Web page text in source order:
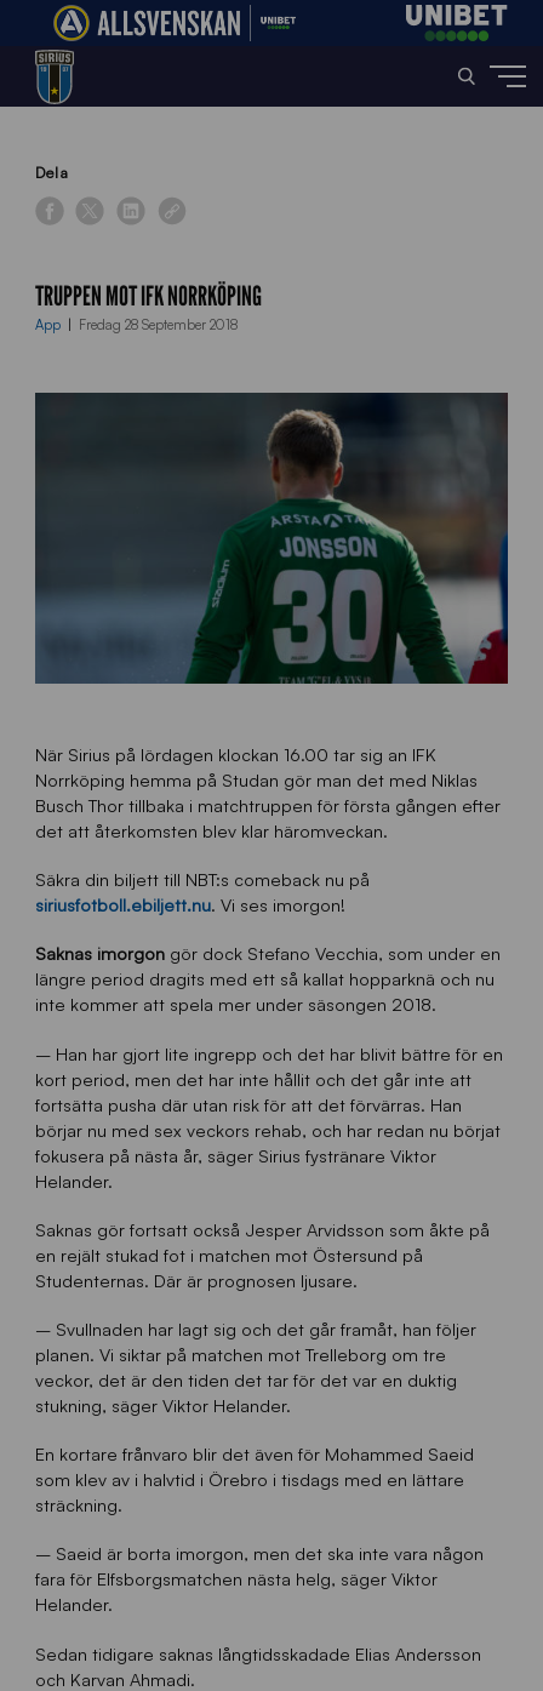
Home»
Dela
TRUPPEN MOT IFK NORRKÖPING
App Fredag 28 September 2018
När Sirius på lördagen klockan 16.00 tar sig an IFK
Norrköping hemma på Studan gör man det med Niklas
Busch Thor tillbaka i matchtruppen för första gången efter
det att återkomsten blev klar häromveckan.
Säkra din biljett till NBT:s comeback nu på
siriusfotboll.ebiljett.nu. Vi ses imorgon!
Saknas imorgongör dock Stefano Vecchia, som under en
längre period dragits med ett så kallat hopparknä och nu
inte kommer att spela mer under säsongen 2018.
– Han har gjort lite ingrepp och det har blivit bättre för en
kort period, men det har inte hållit och det går inte att
fortsätta pusha där utan risk för att det förvärras. Han
börjar nu med sex veckors rehab, och har redan nu börjat
fokusera på nästa år, säger Sirius fystränare Viktor
Helander.
Saknas gör fortsatt också Jesper Arvidsson som åkte på
en rejält stukad fot i matchen mot Östersund på
Studenternas. Där är prognosen ljusare.
– Svullnaden har lagt sig och det går framåt, han följer
planen. Vi siktar på matchen mot Trelleborg om tre
veckor, det är den tiden det tar för det var en duktig
stukning, säger Viktor Helander.
En kortare frånvaro blir det även för Mohammed Saeid
som klev av i halvtid i Örebro i tisdags med en lättare
sträckning.
– Saeid är borta imorgon, men det ska inte vara någon
fara för Elfsborgsmatchen nästa helg, säger Viktor
Helander.
Sedan tidigare saknas långtidsskadade Elias Andersson
och Karvan Ahmadi.